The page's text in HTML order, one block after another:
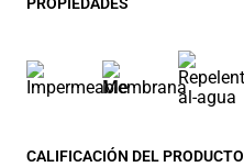
CALIFICACIÓN DEL PRODUCTO